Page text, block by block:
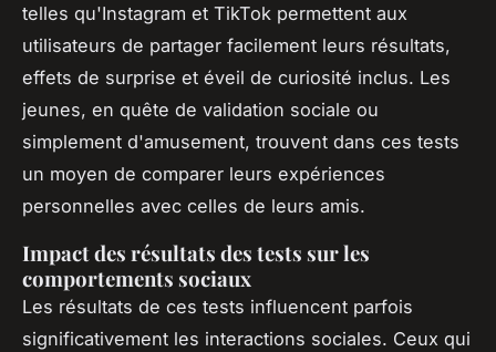
telles qu'Instagram et TikTok permettent aux
utilisateurs de partager facilement leurs résultats,
effets de surprise et éveil de curiosité inclus. Les
jeunes, en quête de validation sociale ou
simplement d'amusement, trouvent dans ces tests
un moyen de comparer leurs expériences
personnelles avec celles de leurs amis.
Impact des résultats des tests sur les
comportements sociaux
Les résultats de ces tests influencent parfois
significativement les interactions sociales. Ceux qui